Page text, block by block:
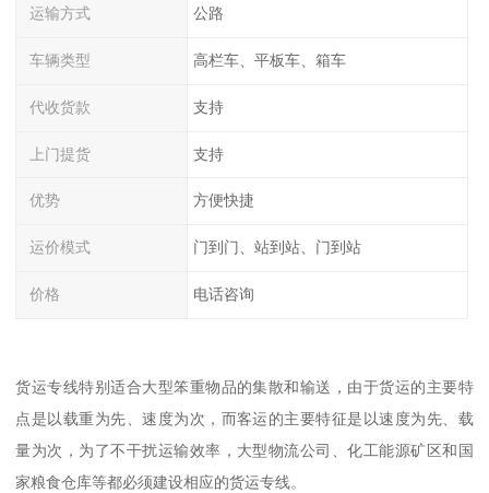
运输方式 公路
车辆类型 高栏车、平板车、箱车
代收货款 支持
上门提货 支持
优势 方便快捷
运价模式 门到门、站到站、门到站
价格 电话咨询
货运专线特别适合大型笨重物品的集散和输送，由于货运的主要特
点是以载重为先、速度为次，而客运的主要特征是以速度为先、载
量为次，为了不干扰运输效率，大型物流公司、化工能源矿区和国
家粮食仓库等都必须建设相应的货运专线。